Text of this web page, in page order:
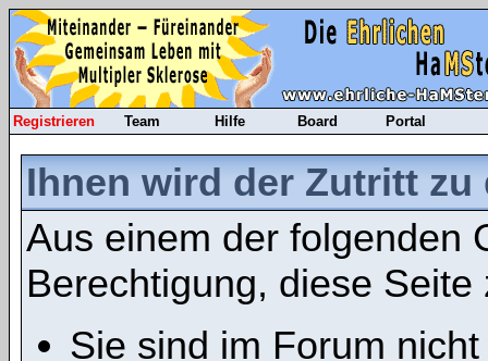
Registrieren Team Hilfe Board Portal
Ihnen wird der Zutritt
Aus einem der folgenden
Berechtigung, diese Seite
Sie sind im Forum